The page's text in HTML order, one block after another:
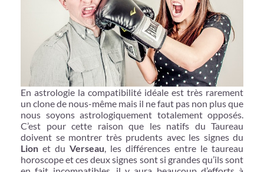
En astrologie la compatibilité idéale est très rarement
un clone de nous-même mais il ne faut pas non plus que
nous soyons astrologiquement totalement opposés.
C’est pour cette raison que les natifs du Taureau
doivent se montrer très prudents avec les signes du
Lion et du Verseau, les différences entre le taureau
horoscope et ces deux signes sont si grandes qu’ils sont